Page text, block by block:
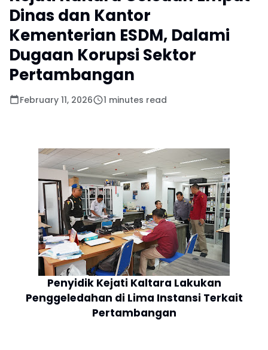
Dinas dan Kantor
Kementerian ESDM, Dalami
Dugaan Korupsi Sektor
Pertambangan
February 11, 2026 1 minutes read
Penyidik Kejati Kaltara Lakukan
Penggeledahan di Lima Instansi Terkait
Pertambangan